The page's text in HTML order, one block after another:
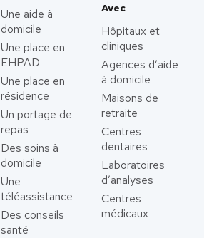
Une aide à
domicile
Une place en
EHPAD
Une place en
résidence
Un portage de
repas
Des soins à
domicile
Une
téléassistance
Des conseils
santé
Avec
Hôpitaux et
cliniques
Agences d’aide
à domicile
Maisons de
retraite
Centres
dentaires
Laboratoires
d’analyses
Centres
médicaux